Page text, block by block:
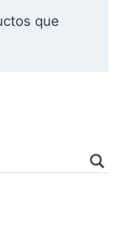
que